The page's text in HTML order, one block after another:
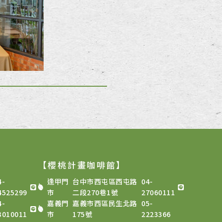
【櫻桃計畫咖啡館】
逢甲門
市
台中市西屯區西屯路
二段270巷1號
04-
27060111
嘉義門
市
嘉義市西區民生北路
175號
05-
2223366